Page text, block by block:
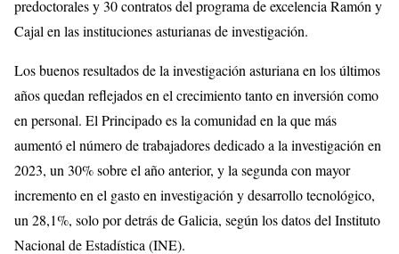
predoctorales y 30 contratos del programa de excelencia Ramón y
Cajal en las instituciones asturianas de investigación.
Los buenos resultados de la investigación asturiana en los últimos
años quedan reflejados en el crecimiento tanto en inversión como
en personal. El Principado es la comunidad en la que más
aumentó el número de trabajadores dedicado a la investigación en
2023, un 30% sobre el año anterior, y la segunda con mayor
incremento en el gasto en investigación y desarrollo tecnológico,
un 28,1%, solo por detrás de Galicia, según los datos del Instituto
Nacional de Estadística (INE).